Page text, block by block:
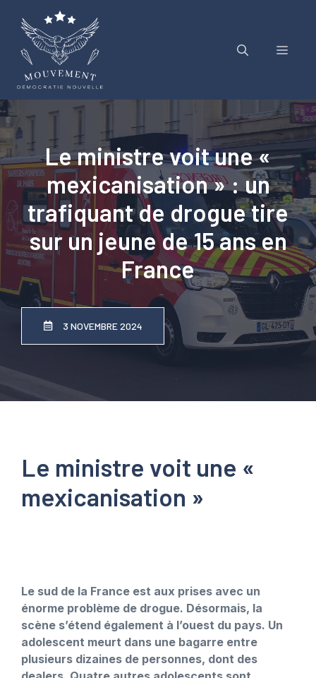
contenu
Menu
Le ministre voit une «
mexicanisation » : un
trafiquant de drogue tire
sur un jeune de 15 ans en
France
3 NOVEMBRE 2024
Le ministre voit une «
mexicanisation »
Le sud de la France est aux prises avec un
énorme problème de drogue. Désormais, la
scène s’étend également à l’ouest du pays. Un
adolescent meurt dans une bagarre entre
plusieurs dizaines de personnes, dont des